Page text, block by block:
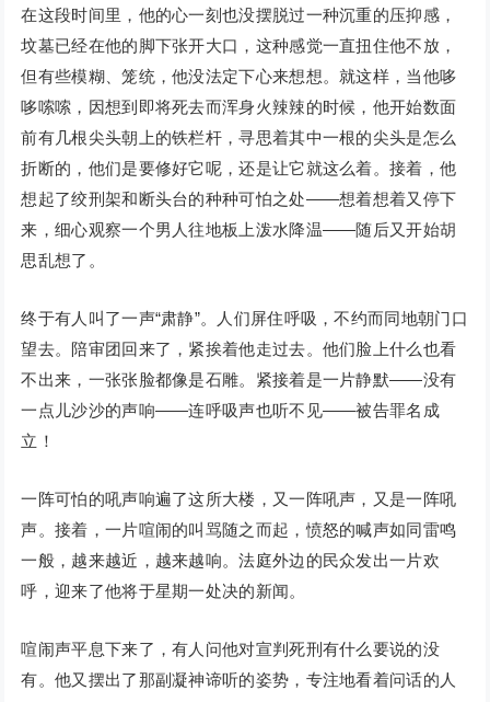
在这段时间里，他的心一刻也没摆脱过一种沉重的压抑感，
坟墓已经在他的脚下张开大口，这种感觉一直扭住他不放，
但有些模糊、笼统，他没法定下心来想想。就这样，当他哆
哆嗦嗦，因想到即将死去而浑身火辣辣的时候，他开始数面
前有几根尖头朝上的铁栏杆，寻思着其中一根的尖头是怎么
折断的，他们是要修好它呢，还是让它就这么着。接着，他
想起了绞刑架和断头台的种种可怕之处——想着想着又停下
来，细心观察一个男人往地板上泼水降温——随后又开始胡
思乱想了。
终于有人叫了一声“肃静”。人们屏住呼吸，不约而同地朝门口
望去。陪审团回来了，紧挨着他走过去。他们脸上什么也看
不出来，一张张脸都像是石雕。紧接着是一片静默——没有
一点儿沙沙的声响——连呼吸声也听不见——被告罪名成
立！
一阵可怕的吼声响遍了这所大楼，又一阵吼声，又是一阵吼
声。接着，一片喧闹的叫骂随之而起，愤怒的喊声如同雷鸣
一般，越来越近，越来越响。法庭外边的民众发出一片欢
呼，迎来了他将于星期一处决的新闻。
喧闹声平息下来了，有人问他对宣判死刑有什么要说的没
有。他又摆出了那副凝神谛听的姿势，专注地看着问话的人